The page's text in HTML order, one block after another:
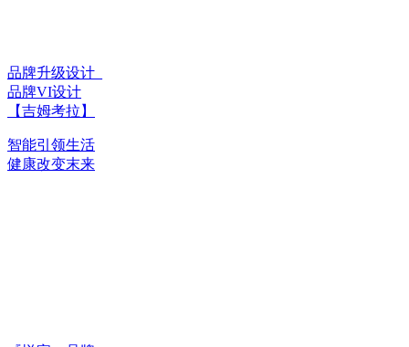
品牌升级设计_
品牌VI设计
【吉姆考拉】
智能引领生活
健康改变末来